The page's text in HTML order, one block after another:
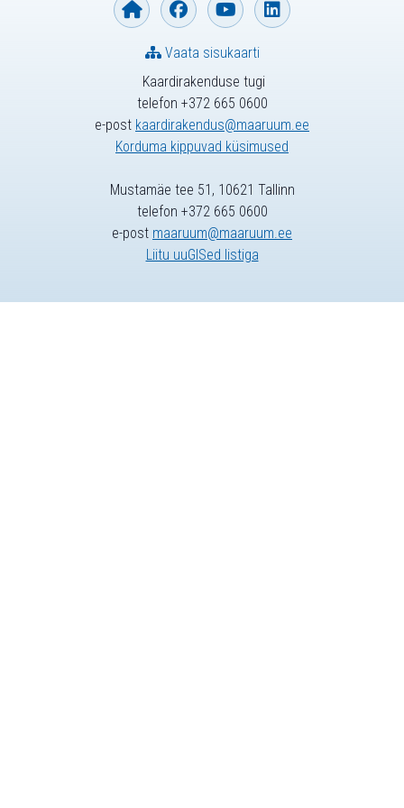
Kaardirakenduse tugi
telefon +372 665 0600
e-post kaardirakendus@maaruum.ee
Korduma kippuvad küsimused
Vaata sisukaarti
Mustamäe tee 51, 10621 Tallinn
telefon +372 665 0600
e-post maaruum@maaruum.ee
Liitu uuGISed listiga